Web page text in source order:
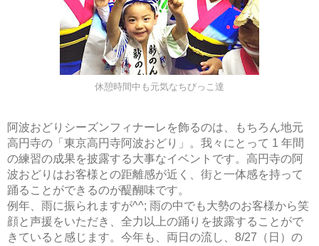
休憩時間中も元気なちびっこ達
阿波おどりシーズンフィナーレを飾るのは、もちろん地元
高円寺の「東京高円寺阿波おどり」。我々にとって 1 年間
の練習の成果を披露する大事なイベントです。高円寺の阿
波おどりはお客様との距離感が近く、街と一体感を持って
踊ることができるのが醍醐味です。
例年、雨に振られますが^^; 雨の中でも大勢のお客様から笑
顔と声援をいただき、全力以上の踊りを披露することがで
きていると感じます。今年も、両日の流し、8/27（日）の